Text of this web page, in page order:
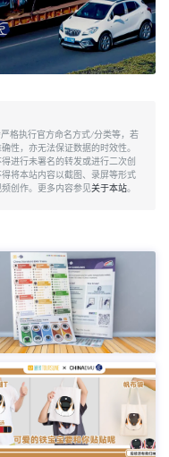
格执行官方命名方式/分类等，若
性，亦无法保证数据的时效性。
进行未署名的转发或进行二次创
将本站内容以截图、录屏等形式
创作。更多内容参见关于本站。